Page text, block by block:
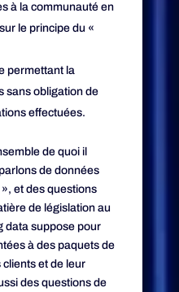
à la communauté en
le principe du «
permettant la
sans obligation de
effectuées.
de quoi il
de données
et des questions
de législation au
data suppose pour
à des paquets de
clients et de leur
des questions de